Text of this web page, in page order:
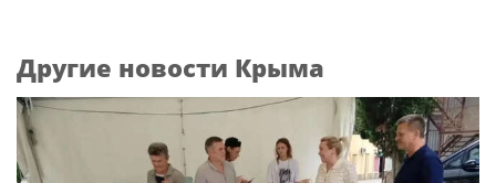
Другие новости Крыма